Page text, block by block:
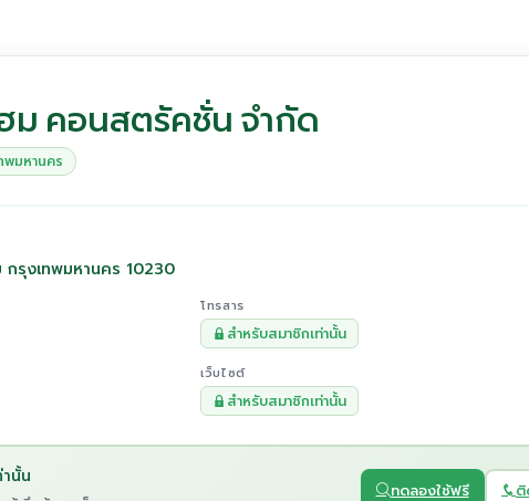
ม คอนสตรัคชั่น จำกัด
พมหานคร
รุงเทพมหานคร 10230
โทรสาร
สำหรับสมาชิกเท่านั้น
เว็บไซต์
สำหรับสมาชิกเท่านั้น
นั้น
ทดลองใช้ฟรี ติ